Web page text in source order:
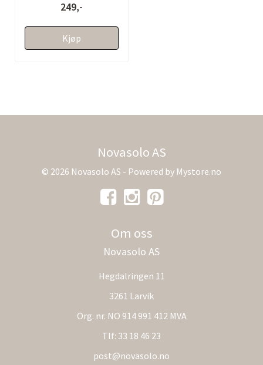
249,-
Kjøp
Novasolo AS
© 2026 Novasolo AS - Powered by Mystore.no
Om oss
Novasolo AS
Hegdalringen 11
3261 Larvik
Org. nr. NO 914 991 412 MVA
Tlf: 33 18 46 23
post@novasolo.no